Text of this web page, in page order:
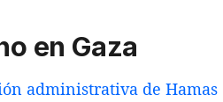
en Gaza
administrativa de Hamas